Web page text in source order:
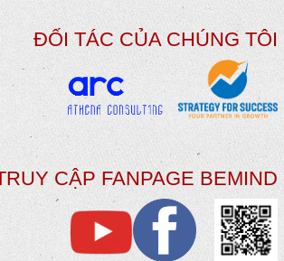
ĐỐI TÁC CỦA CHÚNG TÔI
CẬP FANPAGE BEMIND